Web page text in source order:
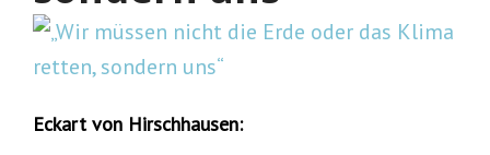
Eckart von Hirschhausen: